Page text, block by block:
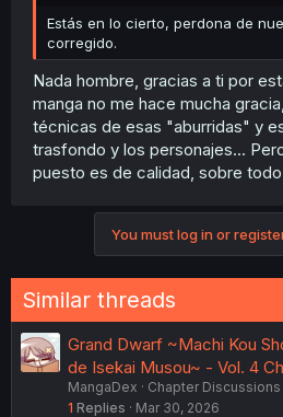
Estás en lo cierto, perdona de
corregido.
Nada hombre, gracias a ti por
manga no me hace mucha
técnicas de esas "aburridas" y
trasfondo y los personajes...
puesto es de calidad, sobre
You must log in or
Similar threads
Grand Dwarf ~Machi Kou
de Isekai Musou~ - Vol. 4
MangaDex
Chapter Discussions
1 Replies Mar 30, 2026